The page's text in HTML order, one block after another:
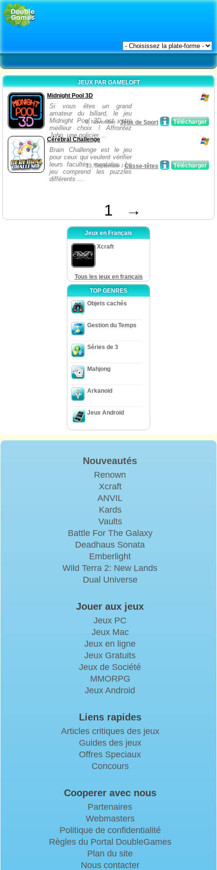
JEUX PAR GAMELOFT
Midnight Pool 3D
Si vous êtes un grand
amateur du billard, le jeu
Midnight Pool 3D est votre
meilleur choix ! Affrontez
John, une policier ...
Télécharger
8, November /Jeux de Sport
Cérébral Challenge
Brain Challenge est le jeu
pour ceux qui veulent vérifier
leurs facultés mentales. Le
jeu comprend les puzzles
différents ...
Télécharger
13, September / Casse-têtes
1 →
Jeux en Français
Xcraft
Tous les jeux en français
TOP GENRES
Objets cachés
Gestion du Temps
Séries de 3
Mahjong
Arkanoid
Jeux Android
Nouveautés
Renown
Xcraft
ANVIL
Kards
Vaults
Battle For The Galaxy
Deadhaus Sonata
Emberlight
Wild Terra 2: New Lands
Dual Universe
Jouer aux jeux
Jeux PC
Jeux Mac
Jeux en ligne
Jeux Gratuits
Jeux de Société
MMORPG
Jeux Android
Liens rapides
Articles critiques des jeux
Guides des jeux
Offres Speciaux
Concours
Cooperer avec nous
Partenaires
Webmasters
Politique de confidentialité
Règles du Portal DoubleGames
Plan du site
Nous contacter